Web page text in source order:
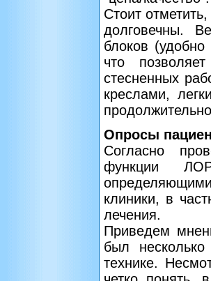
Стоит
долговечны.
блоков
что
стесненных
креслами,
Опросы
Согласно
функции
клиники, в
лечения.
Приведем
был
технике.